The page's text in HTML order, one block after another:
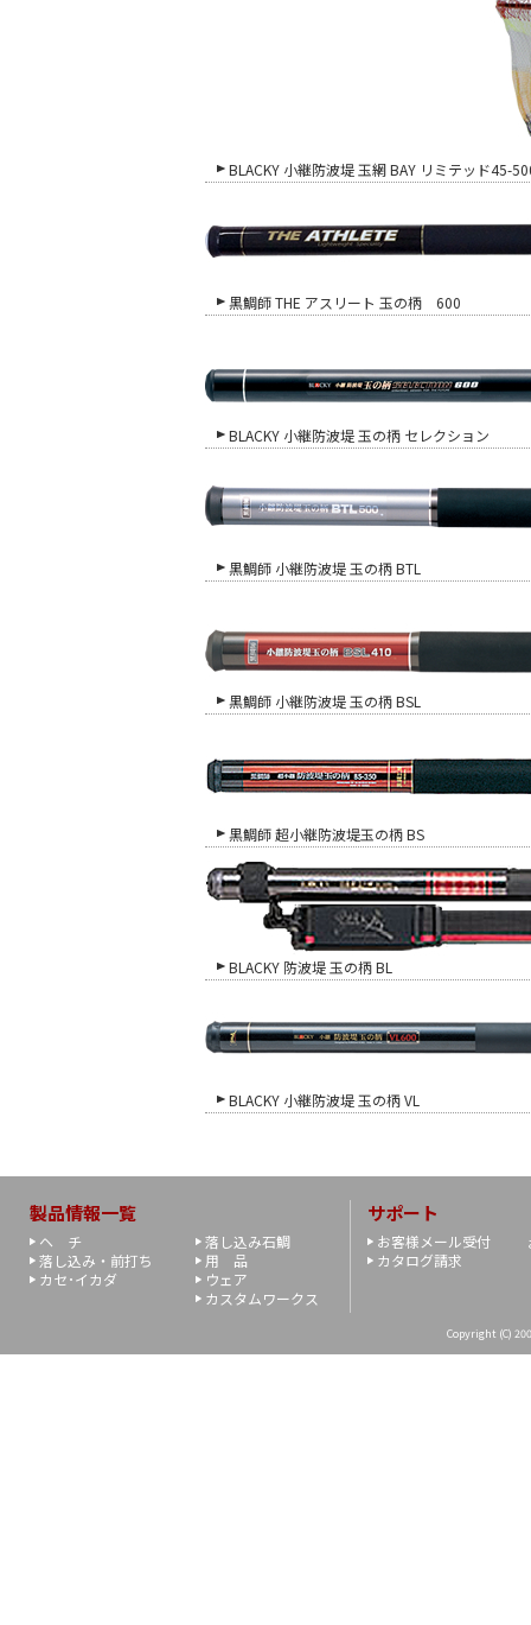
BLACKY 小継防波堤 玉網 BAY リミテッド45-
黒鯛師 THE アスリート 玉の柄 600
BLACKY 小継防波堤 玉の柄 セレクション
黒鯛師 小継防波堤 玉の柄 BTL
黒鯛師 小継防波堤 玉の柄 BSL
黒鯛師 超小継防波堤玉の柄 BS
BLACKY 防波堤 玉の柄 BL
BLACKY 小継防波堤 玉の柄 VL
製品情報一覧
ヘ チ
落し込み・前打ち
カセ･イカダ
落し込み石鯛
用 品
ウェア
カスタムワークス
サポート
お客様メール受付
カタログ請求
Copyright (C)